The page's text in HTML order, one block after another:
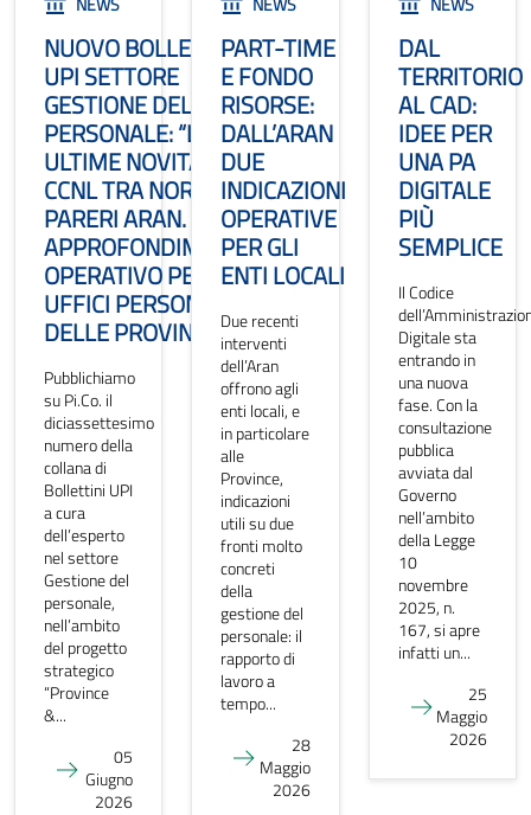
NUOVO BOLLETTINO
UPI SETTORE
GESTIONE DEL
PERSONALE: “LE
ULTIME NOVITÀ DEL
CCNL TRA NORME E
PARERI ARAN.
APPROFONDIMENTO
OPERATIVO PER GLI
UFFICI PERSONALE
DELLE PROVINCE”.
Pubblichiamo
su Pi.Co. il
diciassettesimo
numero della
collana di
Bollettini UPI
a cura
dell’esperto
nel settore
Gestione del
personale,
nell’ambito
del progetto
strategico
“Province
&...
05
Giugno
2026
PART-TIME
E FONDO
RISORSE:
DALL’ARAN
DUE
INDICAZIONI
OPERATIVE
PER GLI
ENTI LOCALI
Due recenti
interventi
dell’Aran
offrono agli
enti locali, e
in particolare
alle
Province,
indicazioni
utili su due
fronti molto
concreti
della
gestione del
personale: il
rapporto di
lavoro a
tempo...
28
Maggio
2026
DAL
TERRITORIO
AL CAD:
IDEE PER
UNA PA
DIGITALE
PIÙ
SEMPLICE
Il Codice
Digitale sta
entrando in
una nuova
fase. Con la
consultazione
pubblica
avviata dal
Governo
nell’ambito
della Legge
10
novembre
2025, n.
167, si apre
infatti un...
25
Maggio
2026